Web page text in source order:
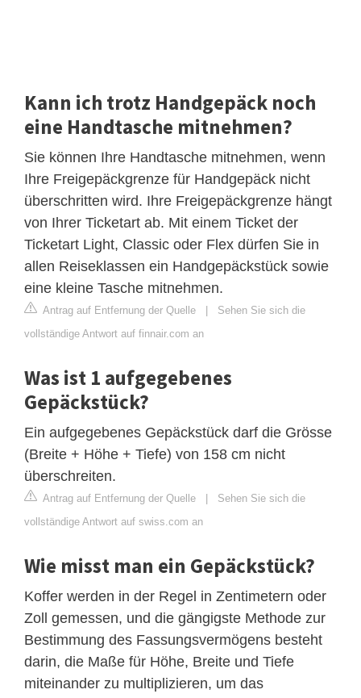
Kann ich trotz Handgepäck noch
eine Handtasche mitnehmen?
Sie können Ihre Handtasche mitnehmen, wenn
Ihre Freigepäckgrenze für Handgepäck nicht
überschritten wird. Ihre Freigepäckgrenze hängt
von Ihrer Ticketart ab. Mit einem Ticket der
Ticketart Light, Classic oder Flex dürfen Sie in
allen Reiseklassen ein Handgepäckstück sowie
eine kleine Tasche mitnehmen.
Antrag auf Entfernung der Quelle | Sehen Sie sich die
vollständige Antwort auf finnair.com an
Was ist 1 aufgegebenes
Gepäckstück?
Ein aufgegebenes Gepäckstück darf die Grösse
(Breite + Höhe + Tiefe) von 158 cm nicht
überschreiten.
Antrag auf Entfernung der Quelle | Sehen Sie sich die
vollständige Antwort auf swiss.com an
Wie misst man ein Gepäckstück?
Koffer werden in der Regel in Zentimetern oder
Zoll gemessen, und die gängigste Methode zur
Bestimmung des Fassungsvermögens besteht
darin, die Maße für Höhe, Breite und Tiefe
miteinander zu multiplizieren, um das